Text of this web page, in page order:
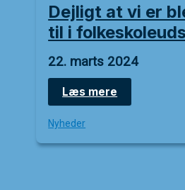
Dejligt at vi er
til i
22. marts 2024
Dejligt
at
er
blevet
Læs mere
Nyheder